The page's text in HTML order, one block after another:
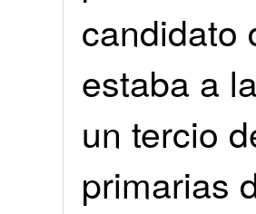
candidato
estaba a
un tercio
primarias